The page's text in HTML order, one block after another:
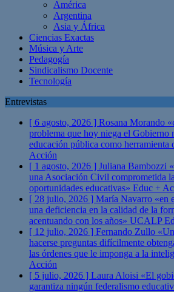
América
Argentina
Asia y África
Ciencias Exactas
Música y Arte
Pedagogía
Sindicalismo Docente
Tecnología
Entrevistas
[ 6 agosto, 2026 ] Rosana Morando
problema que hoy niega el Gobierno
educación pública como herramienta
Acción
[ 1 agosto, 2026 ] Juliana Bambozzi
una Asociación Civil comprometida
oportunidades educativas» Educ +
[ 28 julio, 2026 ] María Navarro «en
una deficiencia en la calidad de la
acentuando con los años» UCALP
[ 12 julio, 2026 ] Fernando Zullo
hacerse preguntas difícilmente
las órdenes que le imponga a la
Acción
[ 5 julio, 2026 ] Laura Aloisi «El
garantiza ningún federalismo